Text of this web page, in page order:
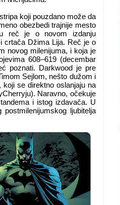
koji pouzdano može da
obezbedi trajnije mesto
reč je o novom izdanju
crtača Džima Lija. Reč je o
novog milenijuma, i koja je
608–619 (decembar
poznati. Darkwood je pre
Sejlom, nešto dužom i
se direktno oslanjaju na
). Naravno, očekuje
i istog izdavača. U
ljubitelja